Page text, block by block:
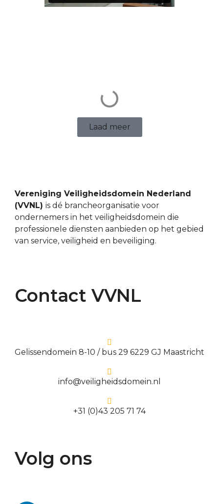
Laad meer
Vereniging Veiligheidsdomein Nederland
(VVNL) is dé brancheorganisatie voor
ondernemers in het veiligheidsdomein die
professionele diensten aanbieden op het gebied
van service, veiligheid en beveiliging.
Contact VVNL
Gelissendomein 8-10 / bus 29 6229 GJ Maastricht
info@veiligheidsdomein.nl
+31 (0)43 205 71 74
Volg ons